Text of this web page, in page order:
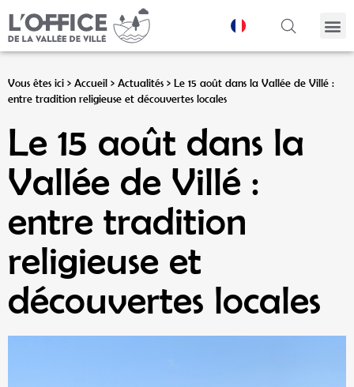
Vous êtes ici > Accueil > Actualités > Le 15 août dans la Vallée de Villé :
entre tradition religieuse et découvertes locales
Le 15 août dans la
Vallée de Villé :
entre tradition
religieuse et
découvertes locales
Panneau de gestion des cookies